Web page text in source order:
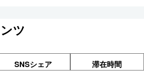
ツ
SNSシェア 滞在時間